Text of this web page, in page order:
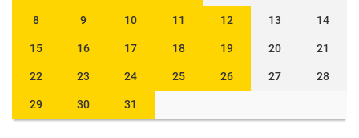
8 9 10 11 12 13 14
15 16 17 18 19 20 21
22 23 24 25 26 27 28
29 30 31